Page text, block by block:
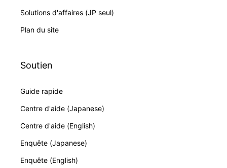
Solutions d'affaires (JP seul)
Plan du site
Soutien
Guide rapide
Centre d'aide (Japanese)
Centre d'aide (English)
Enquête (Japanese)
Enquête (English)